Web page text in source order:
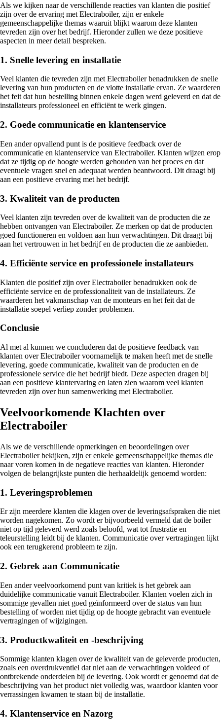
Als we kijken naar de verschillende reacties van klanten die positief
zijn over de ervaring met Electraboiler, zijn er enkele
gemeenschappelijke themas waaruit blijkt waarom deze klanten
tevreden zijn over het bedrijf. Hieronder zullen we deze positieve
aspecten in meer detail bespreken.
1. Snelle levering en installatie
Veel klanten die tevreden zijn met Electraboiler benadrukken de snelle
levering van hun producten en de vlotte installatie ervan. Ze waarderen
het feit dat hun bestelling binnen enkele dagen werd geleverd en dat de
installateurs professioneel en efficiënt te werk gingen.
2. Goede communicatie en klantenservice
Een ander opvallend punt is de positieve feedback over de
communicatie en klantenservice van Electraboiler. Klanten wijzen erop
dat ze tijdig op de hoogte werden gehouden van het proces en dat
eventuele vragen snel en adequaat werden beantwoord. Dit draagt bij
aan een positieve ervaring met het bedrijf.
3. Kwaliteit van de producten
Veel klanten zijn tevreden over de kwaliteit van de producten die ze
hebben ontvangen van Electraboiler. Ze merken op dat de producten
goed functioneren en voldoen aan hun verwachtingen. Dit draagt bij
aan het vertrouwen in het bedrijf en de producten die ze aanbieden.
4. Efficiënte service en professionele installateurs
Klanten die positief zijn over Electraboiler benadrukken ook de
efficiënte service en de professionaliteit van de installateurs. Ze
waarderen het vakmanschap van de monteurs en het feit dat de
installatie soepel verliep zonder problemen.
Conclusie
Al met al kunnen we concluderen dat de positieve feedback van
klanten over Electraboiler voornamelijk te maken heeft met de snelle
levering, goede communicatie, kwaliteit van de producten en de
professionele service die het bedrijf biedt. Deze aspecten dragen bij
aan een positieve klantervaring en laten zien waarom veel klanten
tevreden zijn over hun samenwerking met Electraboiler.
Veelvoorkomende Klachten over
Electraboiler
Als we de verschillende opmerkingen en beoordelingen over
Electraboiler bekijken, zijn er enkele gemeenschappelijke themas die
naar voren komen in de negatieve reacties van klanten. Hieronder
volgen de belangrijkste punten die herhaaldelijk genoemd worden:
1. Leveringsproblemen
Er zijn meerdere klanten die klagen over de leveringsafspraken die niet
worden nagekomen. Zo wordt er bijvoorbeeld vermeld dat de boiler
niet op tijd geleverd werd zoals beloofd, wat tot frustratie en
teleurstelling leidt bij de klanten. Communicatie over vertragingen lijkt
ook een terugkerend probleem te zijn.
2. Gebrek aan Communicatie
Een ander veelvoorkomend punt van kritiek is het gebrek aan
duidelijke communicatie vanuit Electraboiler. Klanten voelen zich in
sommige gevallen niet goed geïnformeerd over de status van hun
bestelling of worden niet tijdig op de hoogte gebracht van eventuele
vertragingen of wijzigingen.
3. Productkwaliteit en -beschrijving
Sommige klanten klagen over de kwaliteit van de geleverde producten,
zoals een overdrukventiel dat niet aan de verwachtingen voldeed of
ontbrekende onderdelen bij de levering. Ook wordt er genoemd dat de
beschrijving van het product niet volledig was, waardoor klanten voor
verrassingen kwamen te staan bij de installatie.
4. Klantenservice en Nazorg